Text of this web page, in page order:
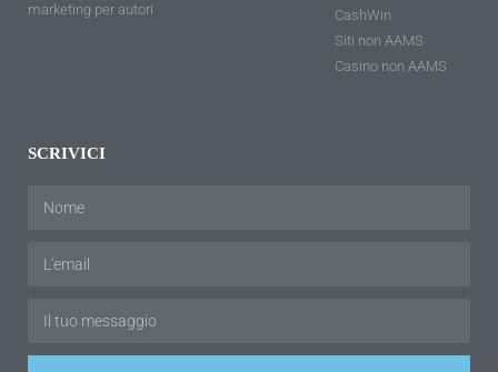
marketing per autori
CashWin
Siti non AAMS
Casino non AAMS
SCRIVICI